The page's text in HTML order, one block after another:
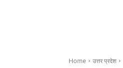
Home उत्तर प्रदेश